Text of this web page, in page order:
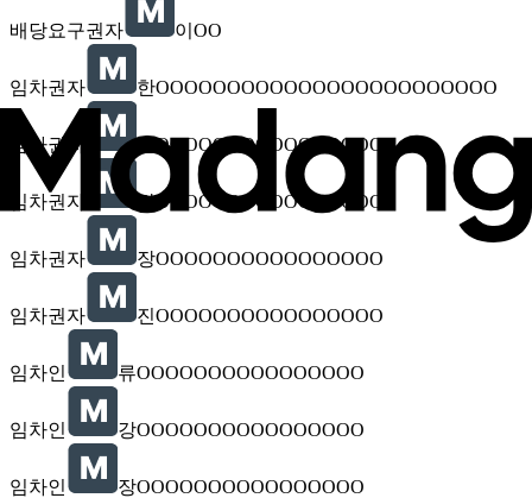
배당요구권자 이OO
임차권자 한OOOOOOOOOOOOOOOOOOOOOOOO
임차권자 손OOOOOOOOOOOOOOOO
임차권자 강OOOOOOOOOOOOOOOO
임차권자 장OOOOOOOOOOOOOOOO
임차권자 진OOOOOOOOOOOOOOOO
임차인 류OOOOOOOOOOOOOOOO
임차인 강OOOOOOOOOOOOOOOO
임차인 장OOOOOOOOOOOOOOOO